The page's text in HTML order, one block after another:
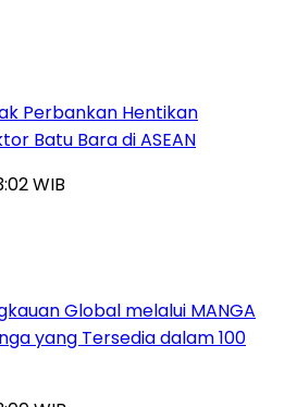
Perbankan Hentikan
Batu Bara di ASEAN
WIB
Global melalui MANGA
yang Tersedia dalam 100